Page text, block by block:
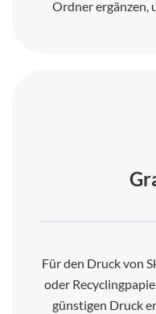
Ordner ergänzen,
Für den Druck von
oder
günstigen Druck